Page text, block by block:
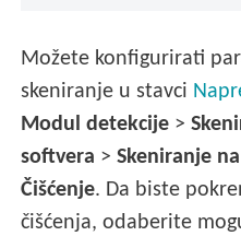
Možete konfigurirati
skeniranje u stavci
Modul detekcije >
softvera >Skeniranje
Čišćenje. Da biste
čišćenja, odaberite